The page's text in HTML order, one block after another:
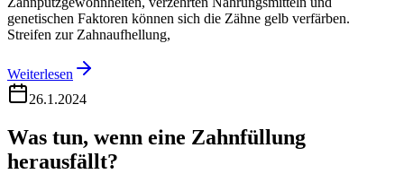
genetischen Faktoren können sich die Zähne gelb verfärben.
Streifen zur Zahnaufhellung,
Weiterlesen
26.1.2024
Was tun, wenn eine Zahnfüllung
herausfällt?